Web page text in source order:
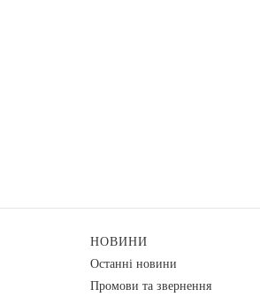
НОВИНИ
Останні новини
Промови та звернення